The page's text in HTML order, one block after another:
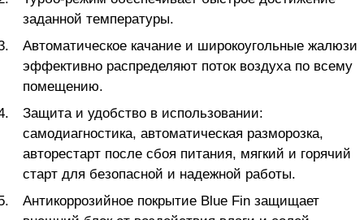
заданной температуры.
Автоматическое качание и широкоугольные жалюзи
эффективно распределяют поток воздуха по всему
помещению.
Защита и удобство в использовании:
самодиагностика, автоматическая разморозка,
авторестарт после сбоя питания, мягкий и горячий
старт для безопасной и надежной работы.
Антикоррозийное покрытие Blue Fin защищает